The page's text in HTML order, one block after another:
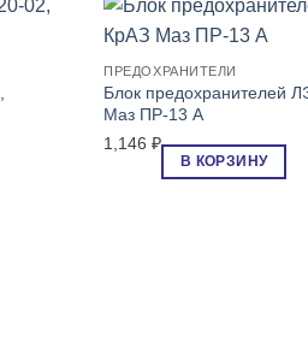
ПРЕДОХРАНИТЕЛИ
Блок предохранителей
Маз ПР-13 А
1,146₽
В КОРЗИНУ